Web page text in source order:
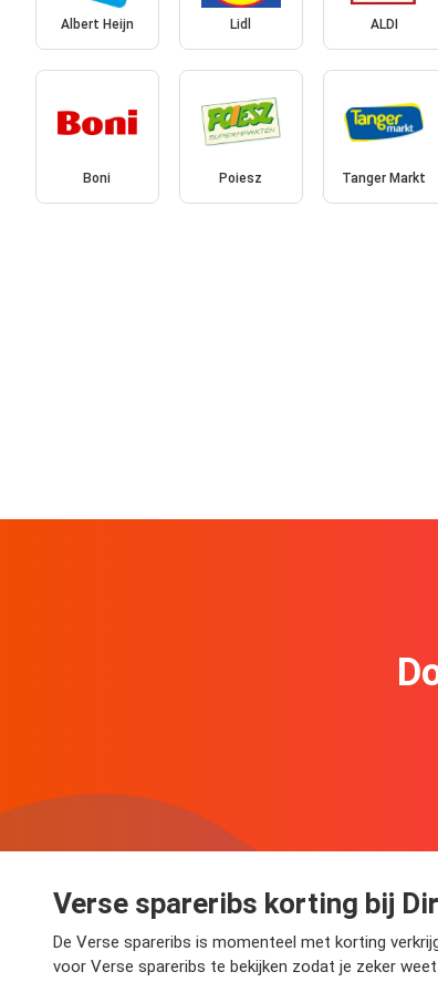
Albert Heijn Lidl ALDI
Boni Poiesz Tanger Markt
Verse spareribs korting bij
De Verse spareribs is momenteel met korting
voor Verse spareribs te bekijken zodat je zeker